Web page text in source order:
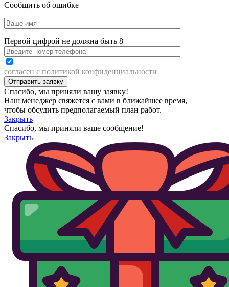
Сообщить об ошибке
Первой цифрой не должна быть 8
согласен с политикой конфиденциальности
Спасибо, мы приняли вашу заявку!
Наш менеджер свяжется с вами в ближайшее время,
чтобы обсудить предполагаемый план работ.
Закрыть
Спасибо, мы приняли ваше сообщение!
Закрыть